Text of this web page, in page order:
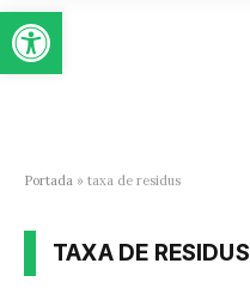
Obre la barra d'eines
Portada » taxa de residus
TAXA DE RESIDUS